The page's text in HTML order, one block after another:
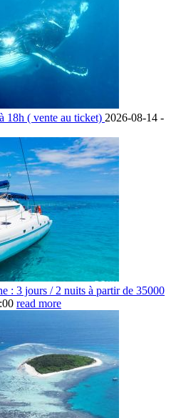
18h ( vente au ticket) 2026-08-14 -
: 3 jours / 2 nuits à partir de 35000
read more